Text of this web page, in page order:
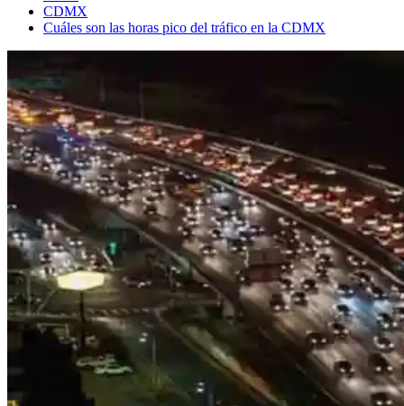
CDMX
Cuáles son las horas pico del tráfico en la CDMX